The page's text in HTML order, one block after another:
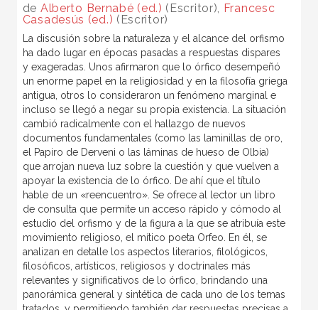
de Alberto Bernabé (ed.) (Escritor), Francesc
Casadesús (ed.) (Escritor)
La discusión sobre la naturaleza y el alcance del orfismo
ha dado lugar en épocas pasadas a respuestas dispares
y exageradas. Unos afirmaron que lo órfico desempeñó
un enorme papel en la religiosidad y en la filosofía griega
antigua, otros lo consideraron un fenómeno marginal e
incluso se llegó a negar su propia existencia. La situación
cambió radicalmente con el hallazgo de nuevos
documentos fundamentales (como las laminillas de oro,
el Papiro de Derveni o las láminas de hueso de Olbia)
que arrojan nueva luz sobre la cuestión y que vuelven a
apoyar la existencia de lo órfico. De ahí que el título
hable de un «reencuentro». Se ofrece al lector un libro
de consulta que permite un acceso rápido y cómodo al
estudio del orfismo y de la figura a la que se atribuía este
movimiento religioso, el mítico poeta Orfeo. En él, se
analizan en detalle los aspectos literarios, filológicos,
filosóficos, artísticos, religiosos y doctrinales más
relevantes y significativos de lo órfico, brindando una
panorámica general y sintética de cada uno de los temas